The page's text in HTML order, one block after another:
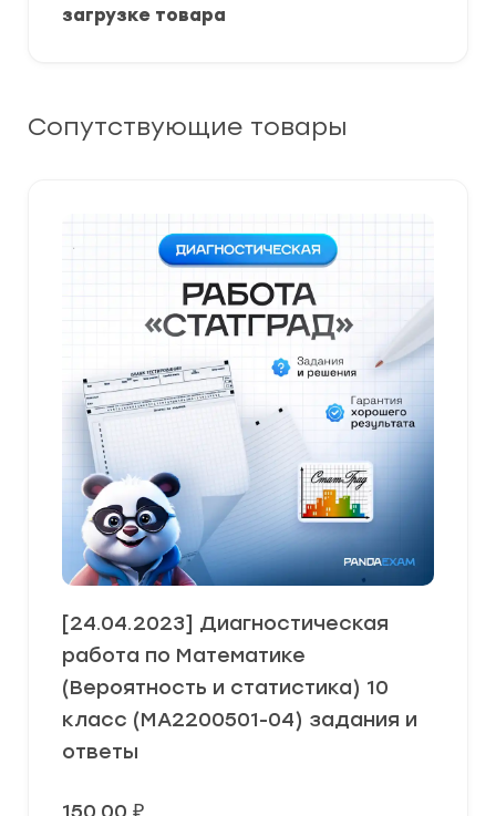
загрузке товара
Сопутствующие товары
[24.04.2023] Диагностическая
работа по Математике
(Вероятность и статистика) 10
класс (МА2200501-04) задания и
ответы